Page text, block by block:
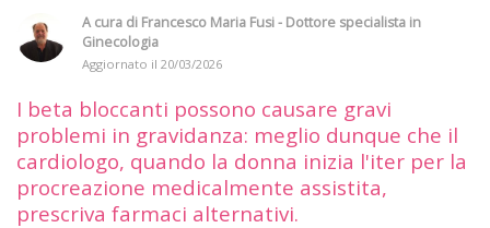
A cura di Francesco Maria Fusi - Dottore specialista in
Ginecologia
Aggiornato il 20/03/2026
I beta bloccanti possono causare gravi
problemi in gravidanza: meglio dunque che il
cardiologo, quando la donna inizia l'iter per la
procreazione medicalmente assistita,
prescriva farmaci alternativi.